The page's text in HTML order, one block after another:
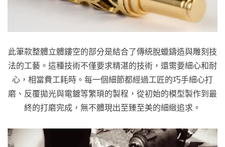
此筆款整體立體鏤空的部分是結合了傳統脫蠟鑄造與雕刻技
法的工藝。這種技術不僅要求精湛的技術，還需要細心和耐
心，相當費工耗時。每一個細節都經過工匠的巧手細心打
磨、反覆拋光與電鍍等繁瑣的製程，從初始的模型製作到最
終的打磨完成，無不體現出至臻至美的細緻追求。